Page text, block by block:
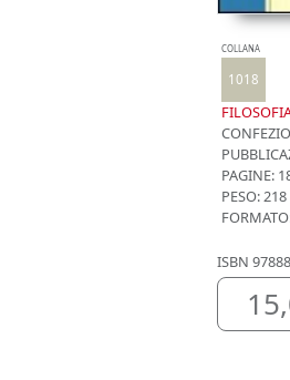
COLLANA
1018
PAGINE:
PESO:
ISBN